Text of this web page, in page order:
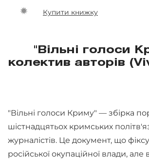
Купити книжку
"Вільні голоси
колектив авторів
"Вільні голоси Криму" — збірка
шістнадцятьох кримських
журналістів. Це документ, що
російської окупаційної влади, але